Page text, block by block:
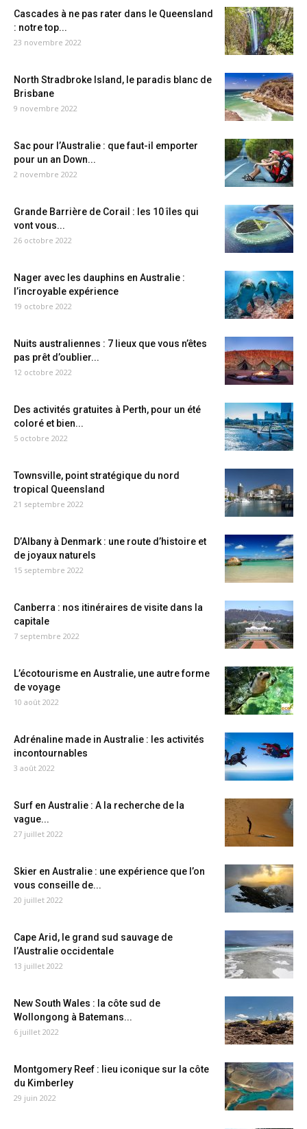
Cascades à ne pas rater dans le Queensland
: notre top...
23 novembre 2022
North Stradbroke Island, le paradis blanc de
Brisbane
9 novembre 2022
Sac pour l’Australie : que faut-il emporter
pour un an Down...
2 novembre 2022
Grande Barrière de Corail : les 10 îles qui
vont vous...
26 octobre 2022
Nager avec les dauphins en Australie :
l’incroyable expérience
19 octobre 2022
Nuits australiennes : 7 lieux que vous n’êtes
pas prêt d’oublier...
12 octobre 2022
Des activités gratuites à Perth, pour un été
coloré et bien...
5 octobre 2022
Townsville, point stratégique du nord
tropical Queensland
21 septembre 2022
D’Albany à Denmark : une route d’histoire et
de joyaux naturels
15 septembre 2022
Canberra : nos itinéraires de visite dans la
capitale
7 septembre 2022
L’écotourisme en Australie, une autre forme
de voyage
10 août 2022
Adrénaline made in Australie : les activités
incontournables
3 août 2022
Surf en Australie : A la recherche de la
vague...
27 juillet 2022
Skier en Australie : une expérience que l’on
vous conseille de...
20 juillet 2022
Cape Arid, le grand sud sauvage de
l’Australie occidentale
13 juillet 2022
New South Wales : la côte sud de
Wollongong à Batemans...
6 juillet 2022
Montgomery Reef : lieu iconique sur la côte
du Kimberley
29 juin 2022